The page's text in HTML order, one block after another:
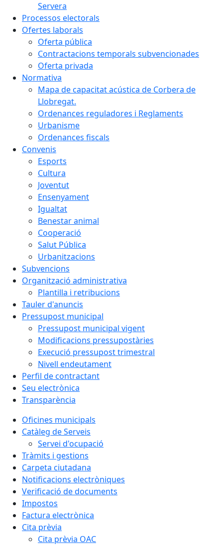
Servera
Processos electorals
Ofertes laborals
Oferta pública
Contractacions temporals subvencionades
Oferta privada
Normativa
Mapa de capacitat acústica de Corbera de
Llobregat.
Ordenances reguladores i Reglaments
Urbanisme
Ordenances fiscals
Convenis
Esports
Cultura
Joventut
Ensenyament
Igualtat
Benestar animal
Cooperació
Salut Pública
Urbanitzacions
Subvencions
Organització administrativa
Plantilla i retribucions
Tauler d'anuncis
Pressupost municipal
Pressupost municipal vigent
Modificacions pressupostàries
Execució pressupost trimestral
Nivell endeutament
Perfil de contractant
Seu electrònica
Transparència
Oficines municipals
Catàleg de Serveis
Servei d'ocupació
Tràmits i gestions
Carpeta ciutadana
Notificacions electròniques
Verificació de documents
Impostos
Factura electrònica
Cita prèvia
Cita prèvia OAC